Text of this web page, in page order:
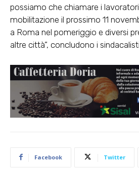
possiamo che chiamare i
mobilitazione il prossimo 11
a Roma nel pomeriggio e diversi
altre città”, concludono i sindacalisti.
Facebook Twitter